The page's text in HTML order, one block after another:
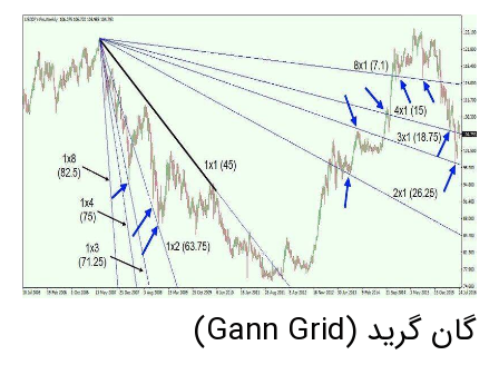
گان گرید (Gann Grid)